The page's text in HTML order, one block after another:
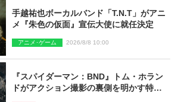
手越祐也ボーカルバンド「T.N.T」がアニ
メ『朱色の仮面』宣伝大使に就任決定
アニメ･ゲーム 2026/8/8 10:00
『スパイダーマン：BND』トム・ホラン
ドがアクション撮影の裏側を明かす特別